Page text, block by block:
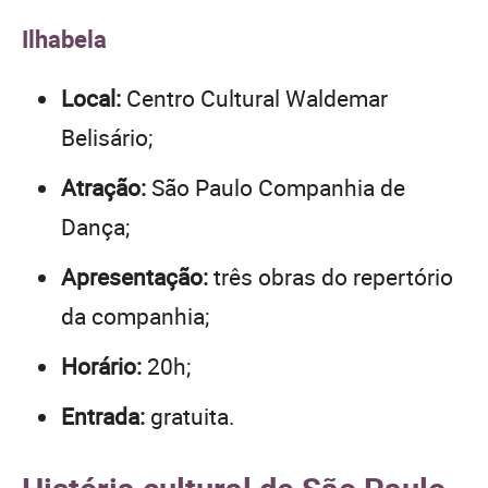
Ilhabela
Local: Centro Cultural Waldemar
Belisário;
Atração: São Paulo Companhia de
Dança;
Apresentação:três obras do repertório
da companhia;
Horário: 20h;
Entrada: gratuita.